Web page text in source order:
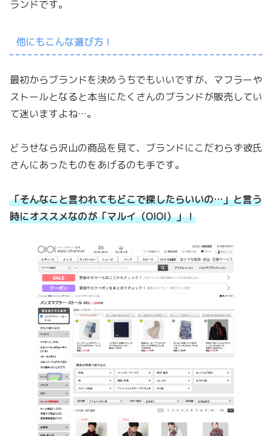
ランドです。
他にもこんな選び方！
最初からブランドを決めうちでもいいですが、マフラーや
ストールとなると本当にたくさんのブランドが販売してい
て迷いますよね…。
どうせなら沢山の商品を見て、ブランドにこだわらず彼氏
さんにあったものをあげるのも手です。
「そんなこと言われてもどこで探したらいいの…」と言う
時にオススメなのが「マルイ（OIOI）」！